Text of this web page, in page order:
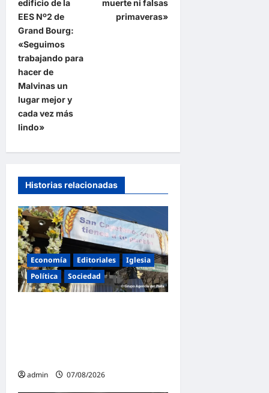
e
g
a
c
i
ó
n
d
e
e
n
t
r
a
d
a
edificio de la
EES Nº2 de
Grand Bourg:
«Seguimos
trabajando para
hacer de
Malvinas un
lugar mejor y
cada vez más
lindo»
muerte ni falsas
primaveras»
Historias relacionadas
Economía Editoriales
Iglesia
Política
Sociedad
admin 07/08/2026